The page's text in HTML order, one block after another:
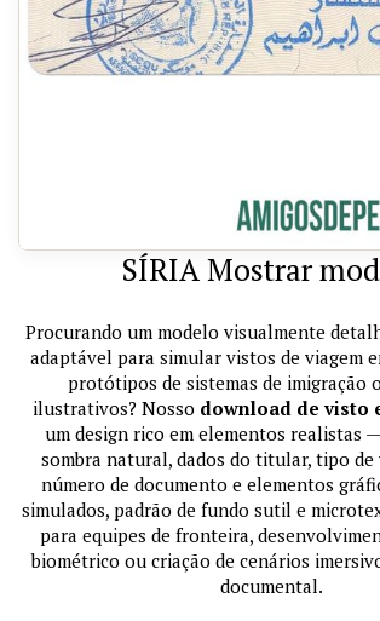
SÍRIA Mostrar
Procurando um modelo visualmente
adaptável para simular vistos de viagem
protótipos de sistemas de imigração
ilustrativos? Nosso download de visto
um design rico em elementos realistas
sombra natural, dados do titular, tipo de
número de documento e elementos
simulados, padrão de fundo sutil e
para equipes de fronteira,
biométrico ou criação de cenários
documental.